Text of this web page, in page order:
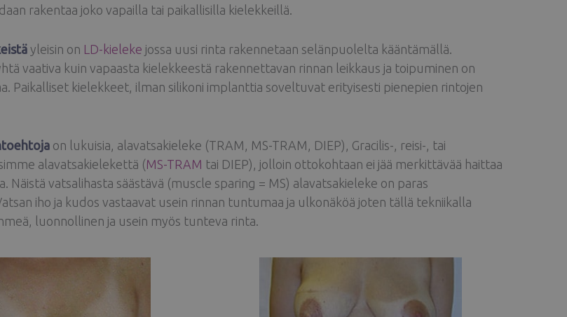
rakentaa joko vapailla tai paikallisilla kielekkeillä.
yleisin on LD-kieleke jossa uusi rinta rakennetaan selänpuolelta kääntämällä.
vaativa kuin vapaasta kielekkeestä rakennettavan rinnan leikkaus ja toipuminen on
Paikalliset kielekkeet, ilman silikoni implanttia soveltuvat erityisesti pienepien rintojen
on lukuisia, alavatsakieleke (TRAM, MS-TRAM, DIEP), Gracilis-, reisi-, tai
alavatsakielekettä (MS-TRAM tai DIEP), jolloin ottokohtaan ei jää merkittävää haittaa
Näistä vatsalihasta säästävä (muscle sparing = MS) alavatsakieleke on paras
iho ja kudos vastaavat usein rinnan tuntumaa ja ulkonäköä joten tällä tekniikalla
luonnollinen ja usein myös tunteva rinta.